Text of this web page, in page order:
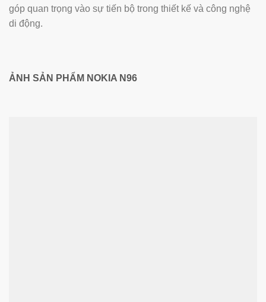
góp quan trọng vào sự tiến bộ trong thiết kế và công nghệ
di động.
ẢNH SẢN PHẨM NOKIA N96